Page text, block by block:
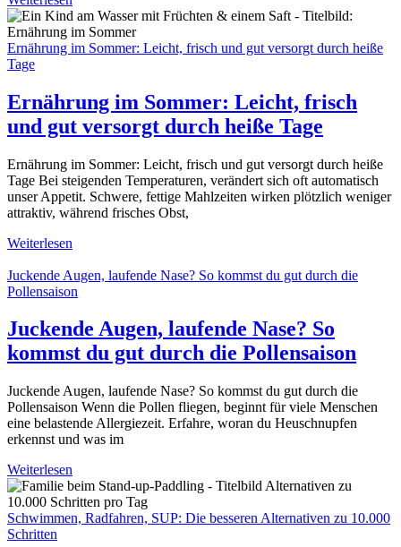
Ernährung im Sommer: Leicht, frisch und gut versorgt durch heiße
Tage
Ernährung im Sommer: Leicht, frisch
und gut versorgt durch heiße Tage
Ernährung im Sommer: Leicht, frisch und gut versorgt durch heiße
Tage Bei steigenden Temperaturen, verändert sich oft automatisch
unser Appetit. Schwere, fettige Mahlzeiten wirken plötzlich weniger
attraktiv, während frisches Obst,
Weiterlesen
Juckende Augen, laufende Nase? So kommst du gut durch die
Pollensaison
Juckende Augen, laufende Nase? So
kommst du gut durch die Pollensaison
Juckende Augen, laufende Nase? So kommst du gut durch die
Pollensaison Wenn die Pollen fliegen, beginnt für viele Menschen
eine belastende Allergiezeit. Erfahre, woran du Heuschnupfen
erkennst und was im
Weiterlesen
Schwimmen, Radfahren, SUP: Die besseren Alternativen zu 10.000
Schritten